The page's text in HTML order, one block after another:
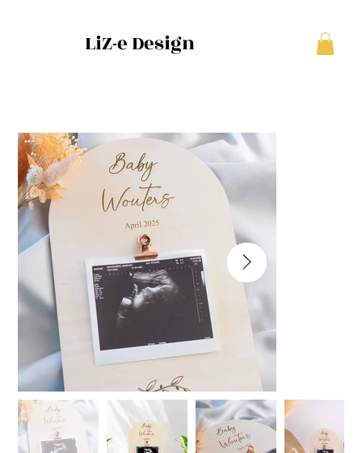
LiZ-e Design